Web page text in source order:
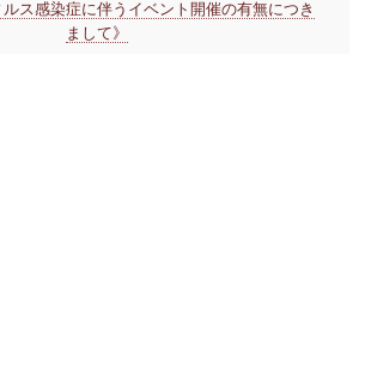
ルス感染症に伴うイベント開催の有無につき
まして》